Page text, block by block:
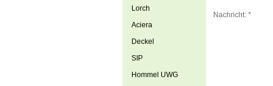
Nachricht: *
Lorch
Aciera
Deckel
SIP
Hommel UWG